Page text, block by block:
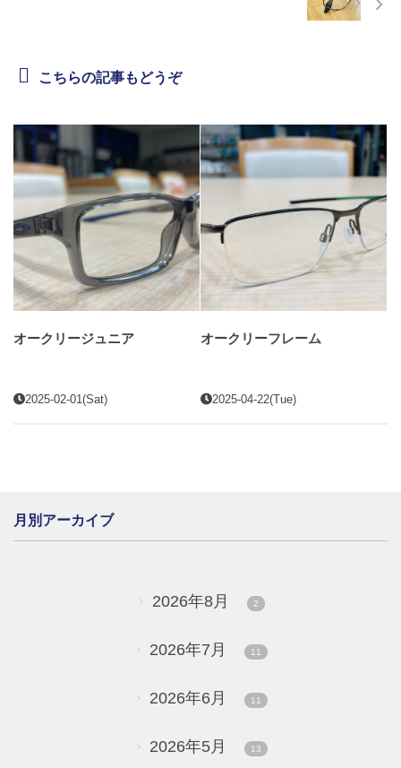
こちらの記事もどうぞ
オークリージュニア
2025-02-01(Sat)
オークリーフレーム
2025-04-22(Tue)
月別アーカイブ
2026年8月 2
2026年7月 11
2026年6月 11
2026年5月 13